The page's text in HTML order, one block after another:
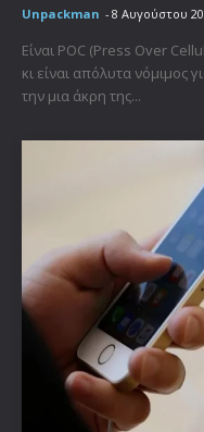
Unpackman - 8 Αυγούστου
Είναι POC (Press Over
κι είναι απόλυτα νόμιμος
την μια άκρη της...